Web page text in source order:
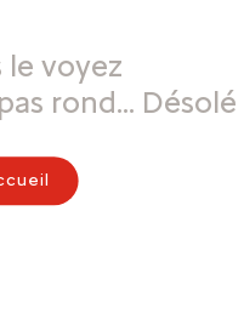
le voyez
rond… Désolé